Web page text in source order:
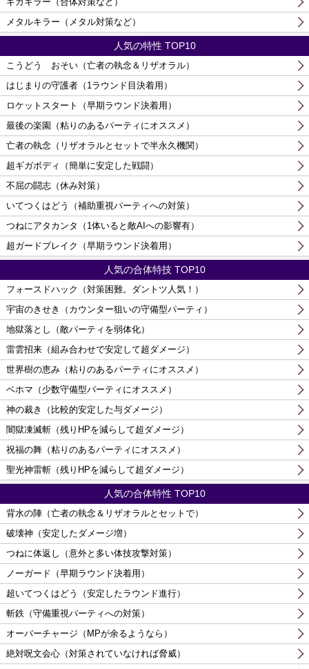
メタルキラー（メタル対策など）
人気の特性 TOP10
こうどう おそい（亡者の執念＆リザオラル）
はじまりの守護者（1ラウンド目決着用）
ロケットスタート（早期ラウンド決着用）
最後の楽園（粘りのあるパーティにオススメ）
亡者の執念（リザオラルとセットで半永久機関）
超ギガボディ（簡単に安定した戦闘）
不屈の闘志（休み対策）
いてつくはどう（補助重視パーティへの対策）
つねにアタカンタ（1体いると敵AIへの影響有）
超ガードブレイク（早期ラウンド決着用）
人気の合体特技 TOP10
フォースドハック（対策困難。ダントツ人気！）
宇宙のきせき（カウンター狙いの守備型パーティ）
地獄落とし（敵パーティを弱体化）
雷雲招来（組み合わせで安定して超ダメージ）
世界樹の恵み（粘りのあるパーティにオススメ）
ベホマ（少数守備型パーティにオススメ）
神の裁き（比較的安定した与ダメージ）
闇獄凍滅斬（残りHPを減らして超ダメージ）
祝福の舞（粘りのあるパーティにオススメ）
聖光神雷斬（残りHPを減らして超ダメージ）
人気の合体特性 TOP10
背水の陣（亡者の執念＆リザオラルとセットで）
破壊神（安定したダメージ増）
つねに体返し（意外と多い体技攻撃対策）
ノーガード（早期ラウンド決着用）
超いてつくはどう（安定したラウンド進行）
斬鉄（守備重視パーティへの対策）
オーバーチャージ（MPが余るようなら）
絶対呪文会心（対策されていなければ脅威）